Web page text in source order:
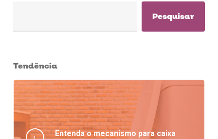
Pesquisar
Tendência
Entenda o mecanismo para caixa